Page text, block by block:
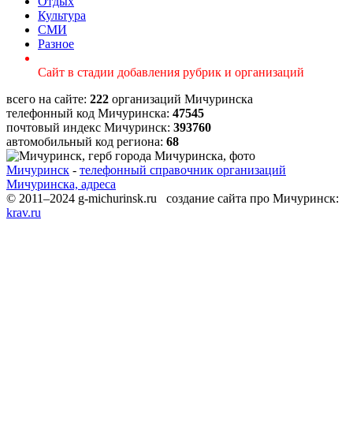
Культура
СМИ
Разное
Сайт в стадии добавления рубрик и организаций
всего на сайте: 222 организаций Мичуринска
телефонный код Мичуринска: 47545
почтовый индекс Мичуринск: 393760
автомобильный код региона: 68
Мичуринск - телефонный справочник организаций
Мичуринска, адреса
© 2011–2024 g-michurinsk.ru создание сайта про Мичуринск:
krav.ru